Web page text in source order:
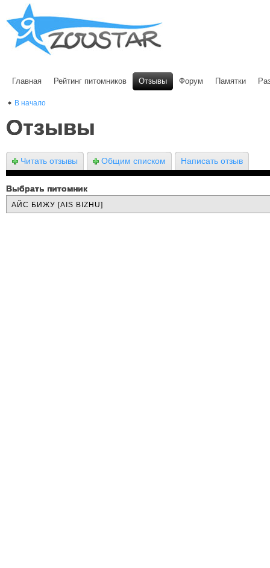
Главная Рейтинг питомников Отзывы Форум Памятки
В начало
Отзывы
Читать отзывы Общим списком Написать отзыв
Выбрать питомник